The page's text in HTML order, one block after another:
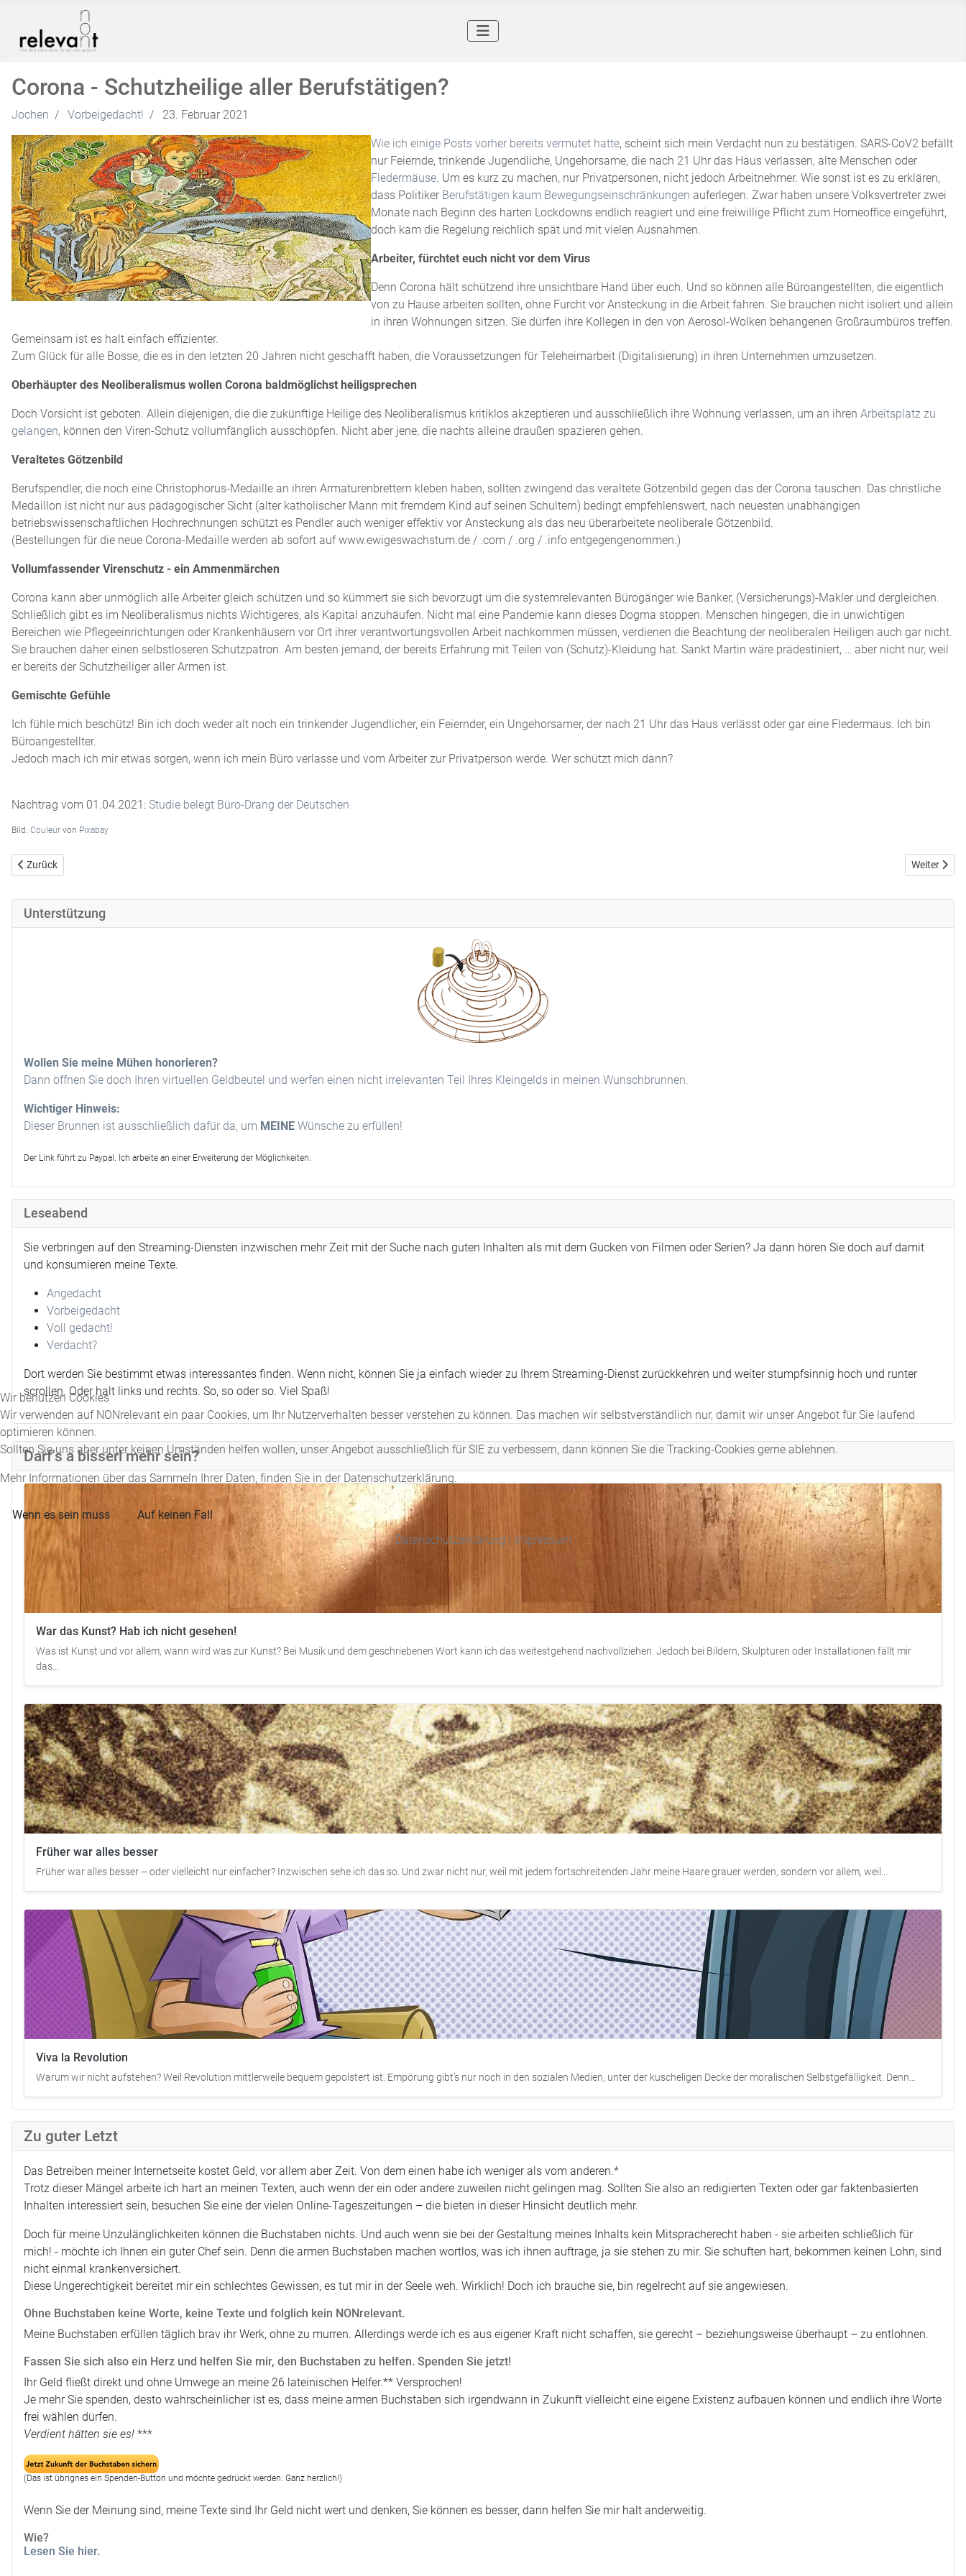
Corona - Schutzheilige aller Berufstätigen?
Jochen Vorbeigedacht! 23. Februar 2021
Wie ich einige Posts vorher bereits vermutet hatte, scheint sich mein Verdacht nun zu bestätigen. SARS-CoV2 befällt
nur Feiernde, trinkende Jugendliche, Ungehorsame, die nach 21 Uhr das Haus verlassen, alte Menschen oder
Fledermäuse. Um es kurz zu machen, nur Privatpersonen, nicht jedoch Arbeitnehmer. Wie sonst ist es zu erklären,
dass Politiker Berufstätigen kaum Bewegungseinschränkungen auferlegen. Zwar haben unsere Volksvertreter zwei
Monate nach Beginn des harten Lockdowns endlich reagiert und eine freiwillige Pflicht zum Homeoffice eingeführt,
doch kam die Regelung reichlich spät und mit vielen Ausnahmen.
Arbeiter, fürchtet euch nicht vor dem Virus
Denn Corona hält schützend ihre unsichtbare Hand über euch. Und so können alle Büroangestellten, die eigentlich
von zu Hause arbeiten sollten, ohne Furcht vor Ansteckung in die Arbeit fahren. Sie brauchen nicht isoliert und allein
in ihren Wohnungen sitzen. Sie dürfen ihre Kollegen in den von Aerosol-Wolken behangenen Großraumbüros treffen.
Gemeinsam ist es halt einfach effizienter.
Zum Glück für alle Bosse, die es in den letzten 20 Jahren nicht geschafft haben, die Voraussetzungen für Teleheimarbeit (Digitalisierung) in ihren Unternehmen umzusetzen.
Oberhäupter des Neoliberalismus wollen Corona baldmöglichst heiligsprechen
Doch Vorsicht ist geboten. Allein diejenigen, die die zukünftige Heilige des Neoliberalismus kritiklos akzeptieren und ausschließlich ihre Wohnung verlassen, um an ihren Arbeitsplatz zu
gelangen, können den Viren-Schutz vollumfänglich ausschöpfen. Nicht aber jene, die nachts alleine draußen spazieren gehen.
Veraltetes Götzenbild
Berufspendler, die noch eine Christophorus-Medaille an ihren Armaturenbrettern kleben haben, sollten zwingend das veraltete Götzenbild gegen das der Corona tauschen. Das christliche
Medaillon ist nicht nur aus pädagogischer Sicht (alter katholischer Mann mit fremdem Kind auf seinen Schultern) bedingt empfehlenswert, nach neuesten unabhängigen
betriebswissenschaftlichen Hochrechnungen schützt es Pendler auch weniger effektiv vor Ansteckung als das neu überarbeitete neoliberale Götzenbild.
(Bestellungen für die neue Corona-Medaille werden ab sofort auf www.ewigeswachstum.de / .com / .org / .info entgegengenommen.)
Vollumfassender Virenschutz - ein Ammenmärchen
Corona kann aber unmöglich alle Arbeiter gleich schützen und so kümmert sie sich bevorzugt um die systemrelevanten Bürogänger wie Banker, (Versicherungs)-Makler und dergleichen.
Schließlich gibt es im Neoliberalismus nichts Wichtigeres, als Kapital anzuhäufen. Nicht mal eine Pandemie kann dieses Dogma stoppen. Menschen hingegen, die in unwichtigen
Bereichen wie Pflegeeinrichtungen oder Krankenhäusern vor Ort ihrer verantwortungsvollen Arbeit nachkommen müssen, verdienen die Beachtung der neoliberalen Heiligen auch gar nicht.
Sie brauchen daher einen selbstloseren Schutzpatron. Am besten jemand, der bereits Erfahrung mit Teilen von (Schutz)-Kleidung hat. Sankt Martin wäre prädestiniert, … aber nicht nur, weil
er bereits der Schutzheiliger aller Armen ist.
Gemischte Gefühle
Ich fühle mich beschütz! Bin ich doch weder alt noch ein trinkender Jugendlicher, ein Feiernder, ein Ungehorsamer, der nach 21 Uhr das Haus verlässt oder gar eine Fledermaus. Ich bin
Büroangestellter.
Jedoch mach ich mir etwas sorgen, wenn ich mein Büro verlasse und vom Arbeiter zur Privatperson werde. Wer schützt mich dann?
Nachtrag vom 01.04.2021: Studie belegt Büro-Drang der Deutschen
Bild: Couleur von Pixabay
Vorheriger Beitrag: 450 Euro Job
Zurück Nächster
Weiter
Unterstützung
Wollen Sie meine Mühen honorieren?
Dann öffnen Sie doch Ihren virtuellen Geldbeutel und werfen einen nicht irrelevanten Teil Ihres Kleingelds in meinen Wunschbrunnen.
Wichtiger Hinweis:
Dieser Brunnen ist ausschließlich dafür da, um MEINE Wünsche zu erfüllen!
Der Link führt zu Paypal. Ich arbeite an einer Erweiterung der Möglichkeiten.
Leseabend
Sie verbringen auf den Streaming-Diensten inzwischen mehr Zeit mit der Suche nach guten Inhalten als mit dem Gucken von Filmen oder Serien? Ja dann hören Sie doch auf damit
und konsumieren meine Texte.
Angedacht
Vorbeigedacht
Voll gedacht!
Verdacht?
Dort werden Sie bestimmt etwas interessantes finden. Wenn nicht, können Sie ja einfach wieder zu Ihrem Streaming-Dienst zurückkehren und weiter stumpfsinnig hoch und runter
scrollen. Oder halt links und rechts. So, so oder so. Viel Spaß!
Darf‘s a bisserl mehr sein?
War das Kunst? Hab ich nicht gesehen!
Was ist Kunst und vor allem, wann wird was zur Kunst? Bei Musik und dem geschriebenen Wort kann ich das weitestgehend nachvollziehen. Jedoch bei Bildern, Skulpturen oder Installationen fällt mir
das...
Früher war alles besser
Früher war alles besser – oder vielleicht nur einfacher? Inzwischen sehe ich das so. Und zwar nicht nur, weil mit jedem fortschreitenden Jahr meine Haare grauer werden, sondern vor allem, weil...
Viva la Revolution
Warum wir nicht aufstehen? Weil Revolution mittlerweile bequem gepolstert ist. Empörung gibt’s nur noch in den sozialen Medien, unter der kuscheligen Decke der moralischen Selbstgefälligkeit. Denn...
Zu guter Letzt
Das Betreiben meiner Internetseite kostet Geld, vor allem aber Zeit. Von dem einen habe ich weniger als vom anderen.*
Trotz dieser Mängel arbeite ich hart an meinen Texten, auch wenn der ein oder andere zuweilen nicht gelingen mag. Sollten Sie also an redigierten Texten oder gar faktenbasierten
Inhalten interessiert sein, besuchen Sie eine der vielen Online-Tageszeitungen – die bieten in dieser Hinsicht deutlich mehr.
Doch für meine Unzulänglichkeiten können die Buchstaben nichts. Und auch wenn sie bei der Gestaltung meines Inhalts kein Mitspracherecht haben - sie arbeiten schließlich für
mich! - möchte ich Ihnen ein guter Chef sein. Denn die armen Buchstaben machen wortlos, was ich ihnen auftrage, ja sie stehen zu mir. Sie schuften hart, bekommen keinen Lohn, sind
nicht einmal krankenversichert.
Diese Ungerechtigkeit bereitet mir ein schlechtes Gewissen, es tut mir in der Seele weh. Wirklich! Doch ich brauche sie, bin regelrecht auf sie angewiesen.
Ohne Buchstaben keine Worte, keine Texte und folglich kein NONrelevant.
Meine Buchstaben erfüllen täglich brav ihr Werk, ohne zu murren. Allerdings werde ich es aus eigener Kraft nicht schaffen, sie gerecht – beziehungsweise überhaupt – zu entlohnen.
Fassen Sie sich also ein Herz und helfen Sie mir, den Buchstaben zu helfen. Spenden Sie jetzt!
Ihr Geld fließt direkt und ohne Umwege an meine 26 lateinischen Helfer.** Versprochen!
Je mehr Sie spenden, desto wahrscheinlicher ist es, dass meine armen Buchstaben sich irgendwann in Zukunft vielleicht eine eigene Existenz aufbauen können und endlich ihre Worte
frei wählen dürfen.
Verdient hätten sie es! ***
(Das ist übrignes ein Spenden-Button und möchte gedrückt werden. Ganz herzlich!)
Wenn Sie der Meinung sind, meine Texte sind Ihr Geld nicht wert und denken, Sie können es besser, dann helfen Sie mir halt anderweitig.
Wie?
Lesen Sie hier.
Wir benutzen Cookies
Wir verwenden auf NONrelevant ein paar Cookies, um Ihr Nutzerverhalten besser verstehen zu können. Das machen wir selbstverständlich nur, damit wir unser Angebot für Sie laufend
optimieren können.
Sollten Sie uns aber unter keinen Umständen helfen wollen, unser Angebot ausschließlich für SIE zu verbessern, dann können Sie die Tracking-Cookies gerne ablehnen.
Mehr Informationen über das Sammeln Ihrer Daten, finden Sie in der Datenschutzerklärung.
Wenn es sein muss
Auf keinen Fall
Datenschutzerklärung | Impressum